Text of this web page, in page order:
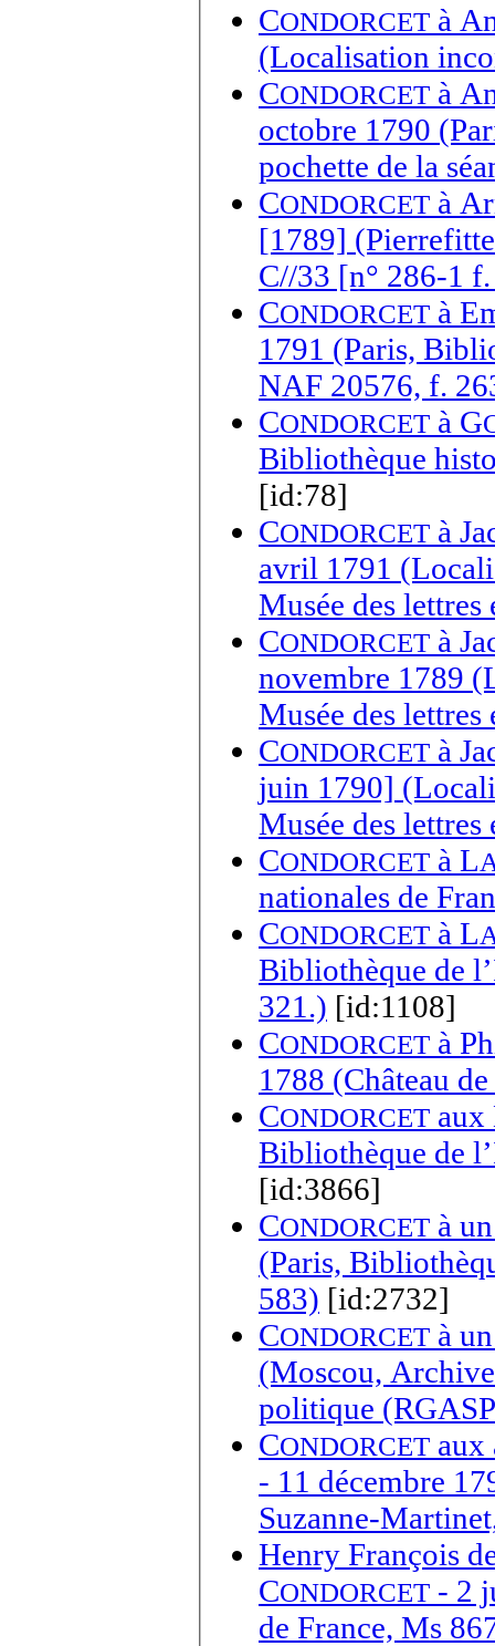
CONDORCET à
(Localisation
CONDORCET à
octobre 1790
pochette de la
CONDORCET à
[1789]
C//33 [n° 286-1
CONDORCET à
1791 (Paris,
NAF 20576, f.
CONDORCET à G
Bibliothèque
[id:78]
CONDORCET à
avril 1791
Musée des
CONDORCET à
novembre 1789
Musée des
CONDORCET à
juin 1790]
Musée des
CONDORCET à L
nationales de
CONDORCET à L
Bibliothèque de
321.) [id:1108]
CONDORCET à
1788 (Château
CONDORCET aux Bataves - [novembre 1792] (Paris,
Bibliothèque de
[id:3866]
CONDORCET
(Paris,
583) [id:2732]
CONDORCET
(Moscou,
politique
CONDORCET
- 11 décembre
Suzanne-
Henry François
CONDORCET - 2
de France, Ms